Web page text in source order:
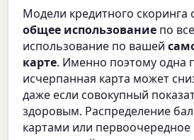
Модели кредитного
общее использование по
использование по вашей
карте. Именно поэтому одна
исчерпанная карта может
даже если совокупный
здоровым. Распределение
картами или